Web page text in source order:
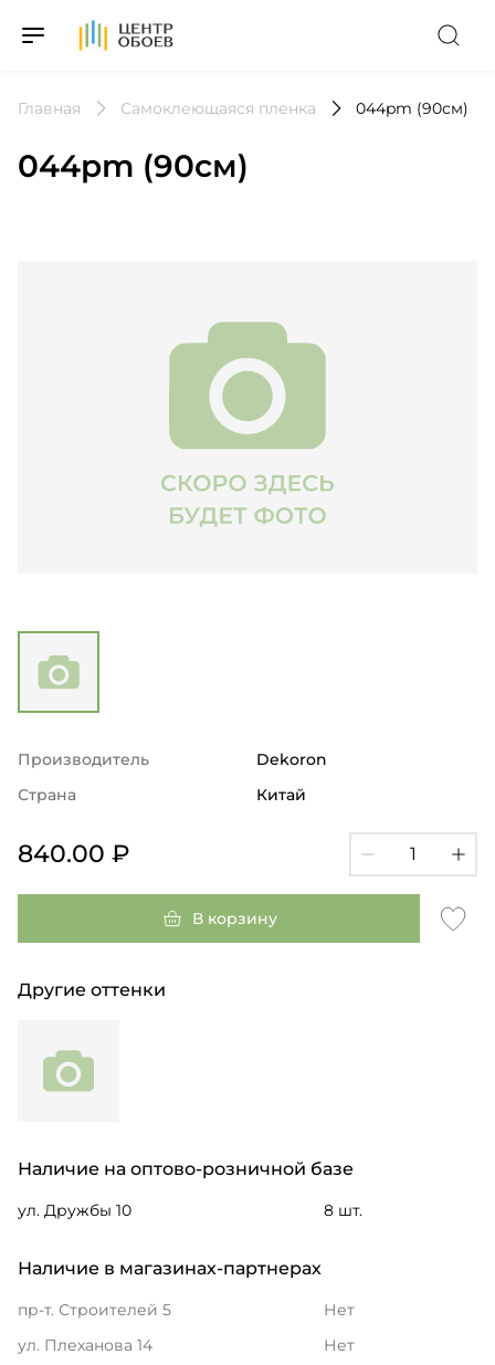
На Главную
Главная Самоклеющаяся пленка 044pm (90см)
044pm (90см)
Производитель
Dekoron
Страна
Китай
840.00 ₽
В корзину
Другие оттенки
Наличие на оптово-розничной базе
ул. Дружбы 10 8 шт.
Наличие в магазинах-партнерах
пр-т. Строителей 5
Нет
ул. Плеханова 14
Нет